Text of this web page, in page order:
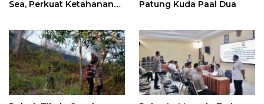
Sea, Perkuat Ketahanan
Patung Kuda Paal Dua